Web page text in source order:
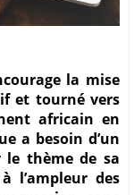
la mise
et tourné vers
africain en
a besoin d’un
le thème de sa
l’ampleur des